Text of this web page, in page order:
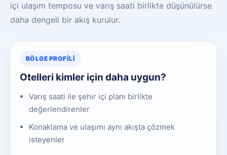
içi ulaşım temposu ve varış saati birlikte düşünülürse
daha dengeli bir akış kurulur.
BÖLGE PROFILI
Otelleri kimler için daha uygun?
Varış saati ile şehir içi planı birlikte
değerlendirenler
Konaklama ve ulaşımı aynı akışta çözmek
isteyenler